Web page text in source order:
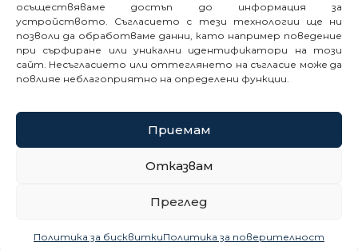
осъществяваме достъп до информация за
устройството. Съгласието с тези технологии ще ни
позволи да обработваме данни, като например поведение
при сърфиране или уникални идентификатори на този
сайт. Несъгласието или оттеглянето на съгласие може да
повлияе неблагоприятно на определени функции.
Приемам
Отказвам
Преглед
Политика за бисквиткиПолитика за поверителност
Електронни услуги
Профил на купувача
Кариери
Контакти
Политика за поверителност
Карта на сайта